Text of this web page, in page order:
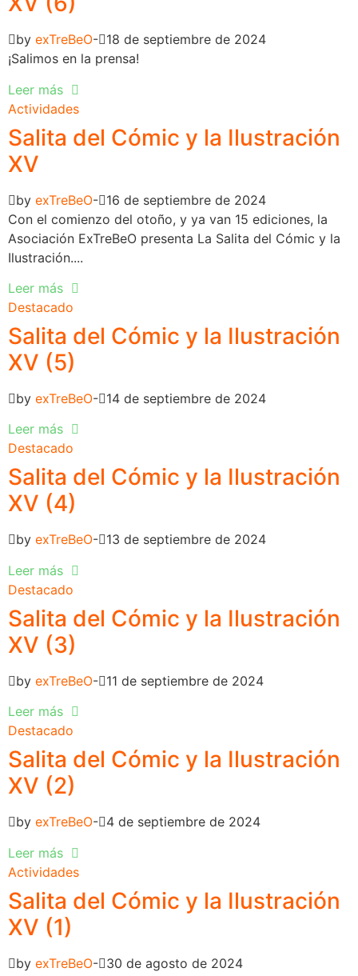
by exTreBeO
18 de septiembre de 2024
¡Salimos en la prensa!
Leer más
Actividades
Salita del Cómic y la Ilustración
XV
by exTreBeO
16 de septiembre de 2024
Con el comienzo del otoño, y ya van 15 ediciones, la
Asociación ExTreBeO presenta La Salita del Cómic y la
Ilustración....
Leer más
Destacado
Salita del Cómic y la Ilustración
XV (5)
by exTreBeO
14 de septiembre de 2024
Leer más
Destacado
Salita del Cómic y la Ilustración
XV (4)
by exTreBeO
13 de septiembre de 2024
Leer más
Destacado
Salita del Cómic y la Ilustración
XV (3)
by exTreBeO
11 de septiembre de 2024
Leer más
Destacado
Salita del Cómic y la Ilustración
XV (2)
by exTreBeO
4 de septiembre de 2024
Leer más
Actividades
Salita del Cómic y la Ilustración
XV (1)
by exTreBeO
30 de agosto de 2024